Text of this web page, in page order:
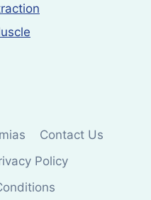
Contact Us
Policy